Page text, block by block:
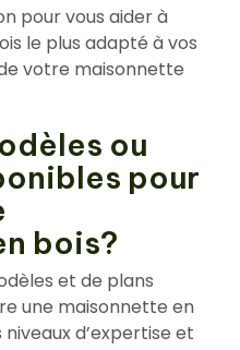
pour vous aider à
le plus adapté à vos
votre maisonnette
ou
pour
bois?
et de plans
une maisonnette en
d’expertise et